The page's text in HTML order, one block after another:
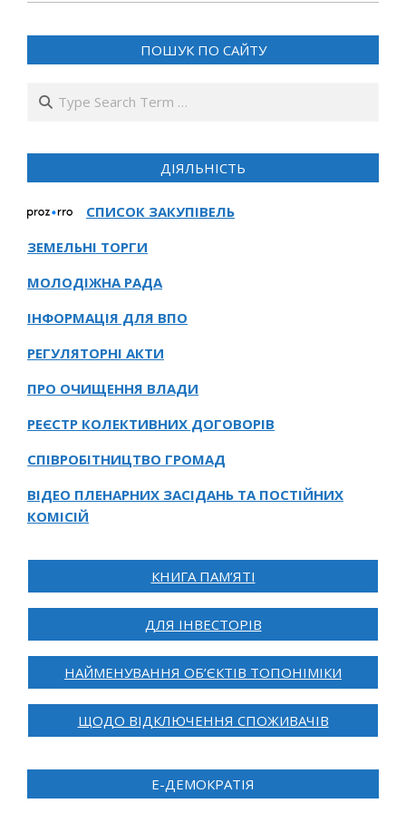
ПОШУК ПО САЙТУ
Search
ДІЯЛЬНІСТЬ
СПИСОК ЗАКУПІВЕЛЬ
ЗЕМЕЛЬНІ ТОРГИ
МОЛОДІЖНА РАДА
ІНФОРМАЦІЯ ДЛЯ ВПО
РЕГУЛЯТОРНІ АКТИ
ПРО ОЧИЩЕННЯ ВЛАДИ
РЕЄСТР КОЛЕКТИВНИХ ДОГОВОРІВ
СПІВРОБІТНИЦТВО ГРОМАД
ВІДЕО ПЛЕНАРНИХ ЗАСІДАНЬ ТА ПОСТІЙНИХ
КОМІСІЙ
КНИГА ПАМ’ЯТІ
ДЛЯ ІНВЕСТОРІВ
НАЙМЕНУВАННЯ ОБ’ЄКТІВ ТОПОНІМІКИ
ЩОДО ВІДКЛЮЧЕННЯ СПОЖИВАЧІВ
Е-ДЕМОКРАТІЯ